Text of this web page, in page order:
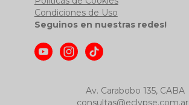
Condiciones de Uso
Seguinos en nuestras redes!
Av. Carabobo 135, CABA
consultas@eclypse.com.ar